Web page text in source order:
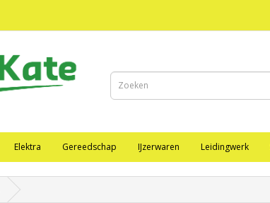
Elektra Gereedschap IJzerwaren Leidingwerk